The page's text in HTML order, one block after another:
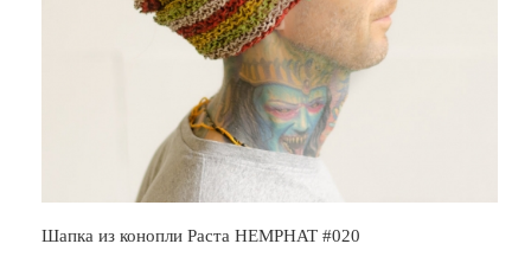
Шапка из конопли Раста HEMPHAT #020